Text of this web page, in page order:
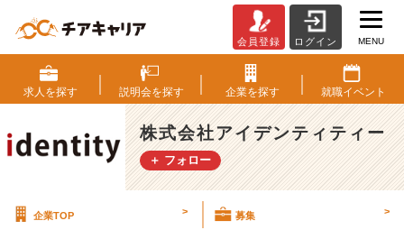
月
1
0
日
カ
ジ
会員登録 ログイン MENU
求人を探す 説明会を探す 企業を探す 就職イベント
株式会社アイデンティティー
＋ フォロー
企業TOP > 募集 >